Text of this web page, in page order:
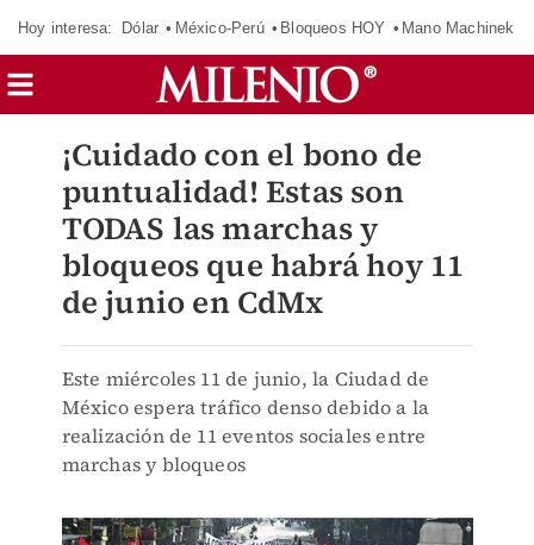
Hoy interesa: Dólar México-Perú Bloqueos HOY Mano Machinek
¡Cuidado con el bono de
puntualidad! Estas son
TODAS las marchas y
bloqueos que habrá hoy 11
de junio en CdMx
Este miércoles 11 de junio, la Ciudad de
México espera tráfico denso debido a la
realización de 11 eventos sociales entre
marchas y bloqueos